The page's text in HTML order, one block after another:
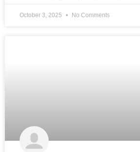
October 3, 2025 No Comments